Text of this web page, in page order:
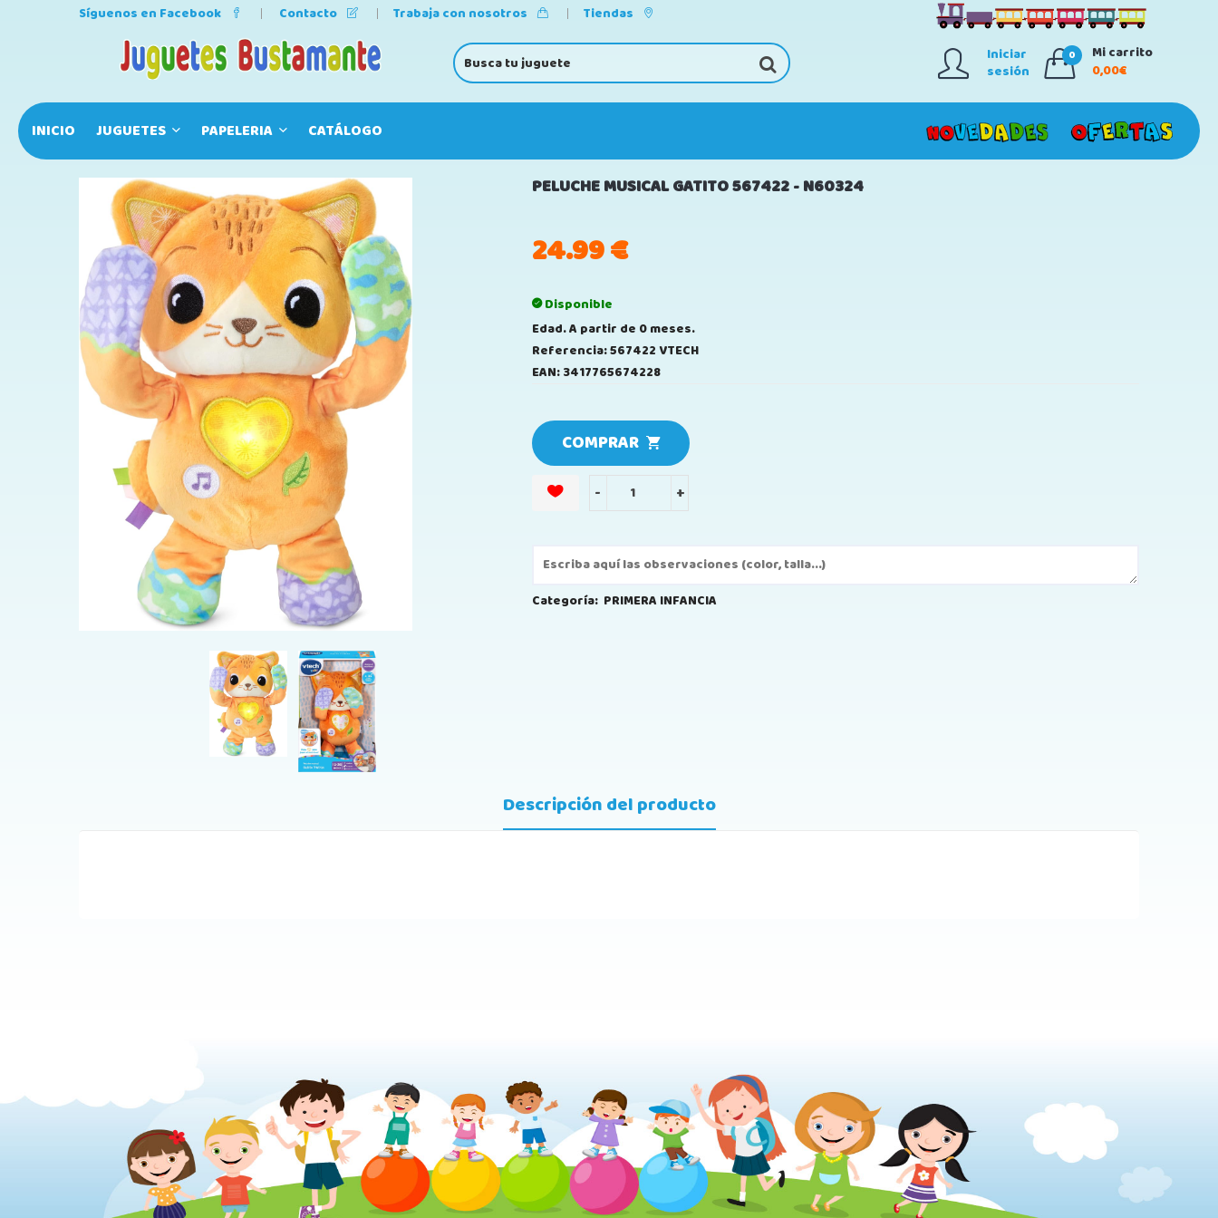
Síguenos en Facebook Contacto Trabaja con nosotros Tiendas
Iniciar
sesión
0
Mi carrito
0,00€
INICIO JUGUETES PAPELERIA CATÁLOGO
PELUCHE MUSICAL GATITO 567422 - N60324
24.99€
Disponible
Edad. A partir de 0 meses.
Referencia: 567422 VTECH
EAN: 3417765674228
COMPRAR
- +
Categoría: PRIMERA INFANCIA
Descripción del producto